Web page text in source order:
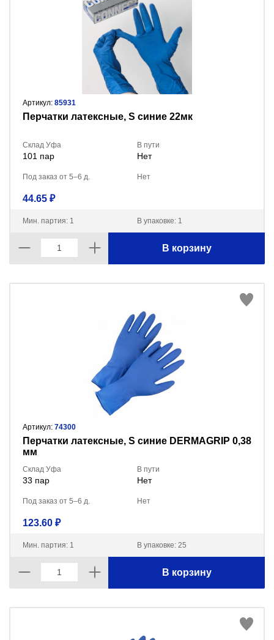
Артикул: 85931
Перчатки латексные, S синие 22мк
Склад Уфа
101 пар
В пути
Нет
Под заказ от 5–6 д. Нет
44.65 ₽
Мин. партия: 1 В упаковке: 1
В корзину
Артикул: 74300
Перчатки латексные, S синие DERMAGRIP 0,38
мм
Склад Уфа
33 пар
В пути
Нет
Под заказ от 5–6 д. Нет
123.60 ₽
Мин. партия: 1 В упаковке: 25
В корзину